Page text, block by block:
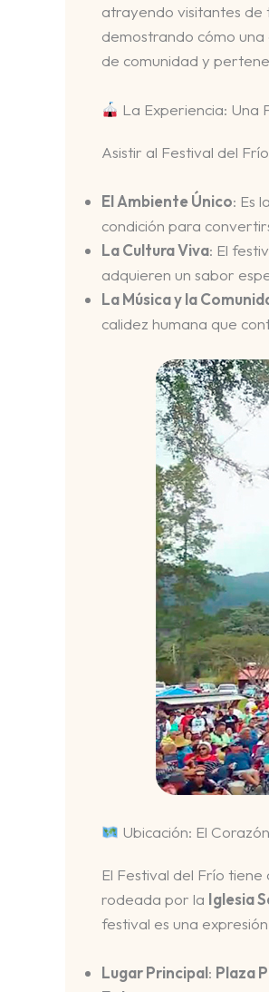
atrayendo visitantes de
demostrando cómo
de comunidad y
La Experiencia: Una
Asistir al Festival del
El Ambiente Único: Es
condición para
La Cultura Viva: El
adquieren un sabor
La Música y la
calidez humana que
Ubicación: El
El Festival del Frío
rodeada por la Iglesia
festival es una
Lugar Principal: Plaza